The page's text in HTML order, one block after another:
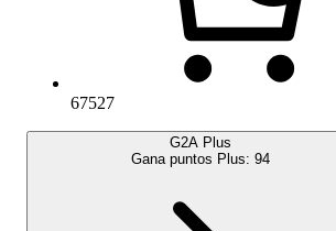
67527
G2A Plus
Gana puntos Plus: 94